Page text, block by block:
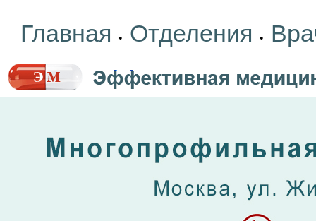
Главная • Отделения •